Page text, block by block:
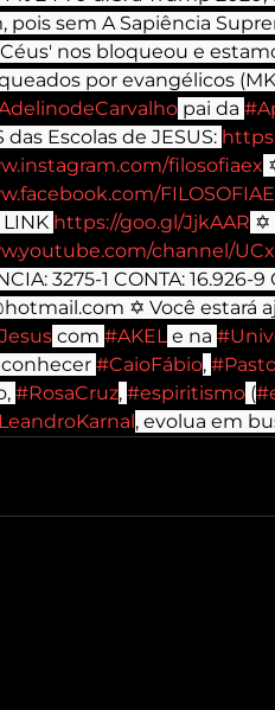
pois sem A Sapiência
nos bloqueou e
por evangélicos
pai da
das Escolas de JESUS:
filosofiaex
https://goo.gl/JjkAAR ✡
channel/
3275-1 CONTA:
✡ Você estará
com #AKEL e na
#CaioFábio,
#RosaCruz, #espiritismo (
, evolua em